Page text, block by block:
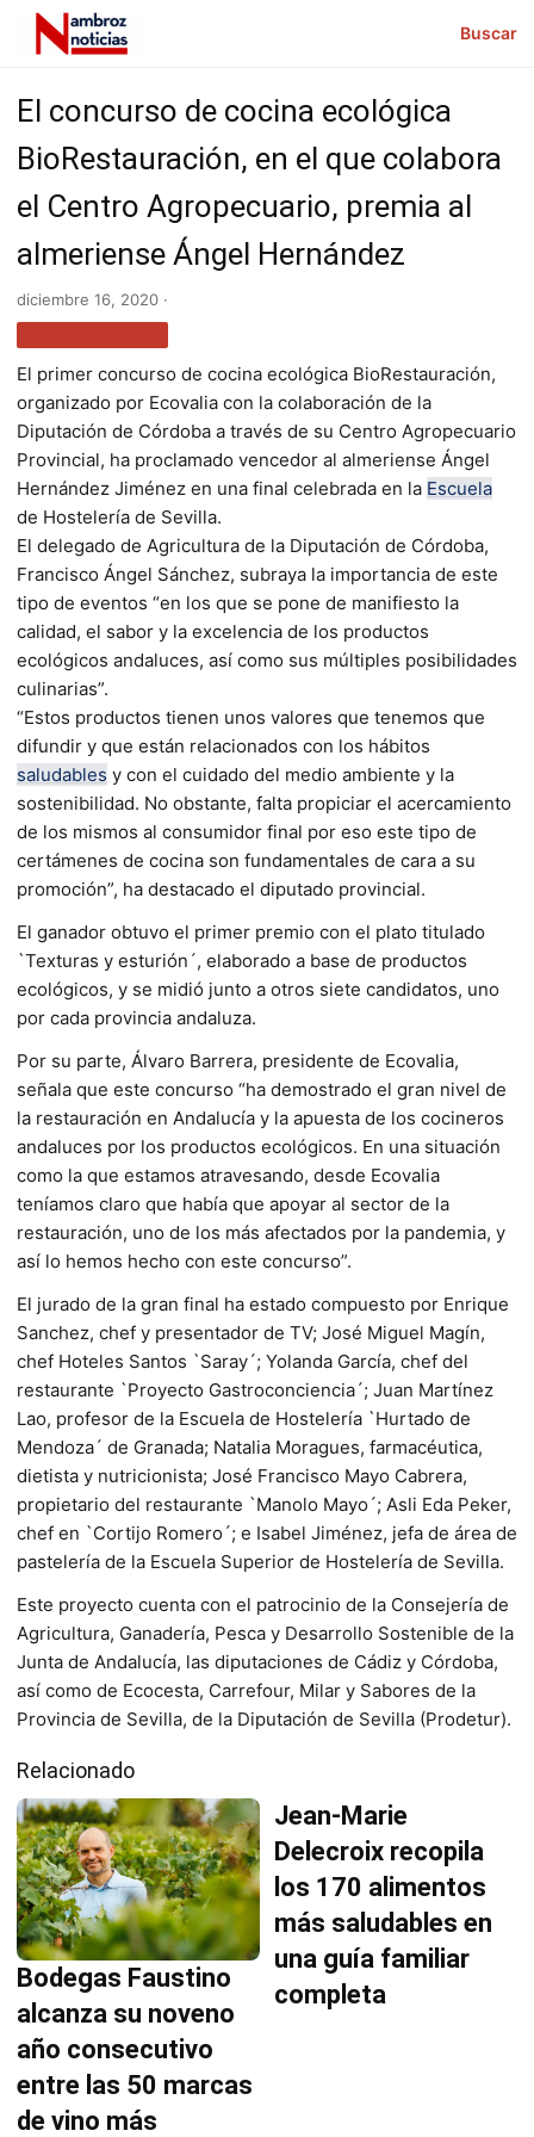
Buscar
El concurso de cocina ecológica
BioRestauración, en el que colabora
el Centro Agropecuario, premia al
almeriense Ángel Hernández
diciembre 16, 2020 ·
El primer concurso de cocina ecológica BioRestauración,
organizado por Ecovalia con la colaboración de la
Diputación de Córdoba a través de su Centro Agropecuario
Provincial, ha proclamado vencedor al almeriense Ángel
Hernández Jiménez en una final celebrada en la Escuela
de Hostelería de Sevilla.
El delegado de Agricultura de la Diputación de Córdoba,
Francisco Ángel Sánchez, subraya la importancia de este
tipo de eventos “en los que se pone de manifiesto la
calidad, el sabor y la excelencia de los productos
ecológicos andaluces, así como sus múltiples posibilidades
culinarias”.
“Estos productos tienen unos valores que tenemos que
difundir y que están relacionados con los hábitos
saludables y con el cuidado del medio ambiente y la
sostenibilidad. No obstante, falta propiciar el acercamiento
de los mismos al consumidor final por eso este tipo de
certámenes de cocina son fundamentales de cara a su
promoción”, ha destacado el diputado provincial.
El ganador obtuvo el primer premio con el plato titulado
`Texturas y esturión´, elaborado a base de productos
ecológicos, y se midió junto a otros siete candidatos, uno
por cada provincia andaluza.
Por su parte, Álvaro Barrera, presidente de Ecovalia,
señala que este concurso “ha demostrado el gran nivel de
la restauración en Andalucía y la apuesta de los cocineros
andaluces por los productos ecológicos. En una situación
como la que estamos atravesando, desde Ecovalia
teníamos claro que había que apoyar al sector de la
restauración, uno de los más afectados por la pandemia, y
así lo hemos hecho con este concurso”.
El jurado de la gran final ha estado compuesto por Enrique
Sanchez, chef y presentador de TV; José Miguel Magín,
chef Hoteles Santos `Saray´; Yolanda García, chef del
restaurante `Proyecto Gastroconciencia´; Juan Martínez
Lao, profesor de la Escuela de Hostelería `Hurtado de
Mendoza´ de Granada; Natalia Moragues, farmacéutica,
dietista y nutricionista; José Francisco Mayo Cabrera,
propietario del restaurante `Manolo Mayo´; Asli Eda Peker,
chef en `Cortijo Romero´; e Isabel Jiménez, jefa de área de
pastelería de la Escuela Superior de Hostelería de Sevilla.
Este proyecto cuenta con el patrocinio de la Consejería de
Agricultura, Ganadería, Pesca y Desarrollo Sostenible de la
Junta de Andalucía, las diputaciones de Cádiz y Córdoba,
así como de Ecocesta, Carrefour, Milar y Sabores de la
Provincia de Sevilla, de la Diputación de Sevilla (Prodetur).
Relacionado
Bodegas Faustino
alcanza su noveno
año consecutivo
entre las 50 marcas
de vino más
Jean-Marie
Delecroix recopila
los 170 alimentos
más saludables en
una guía familiar
completa